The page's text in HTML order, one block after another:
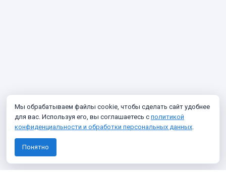
Мы обрабатываем файлы cookie, чтобы сделать сайт удобнее
для вас. Используя его, вы соглашаетесь с политикой
конфиденциальности и обработки персональных данных.
Понятно